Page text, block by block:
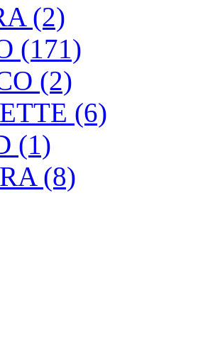
(2)
(171)
(2)
(6)
(1)
(8)